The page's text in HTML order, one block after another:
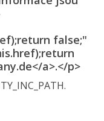
false;"
a>.</p>